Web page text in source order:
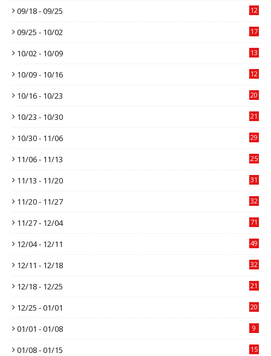
09/18 - 09/25 12
09/25 - 10/02 17
10/02 - 10/09 13
10/09 - 10/16 12
10/16 - 10/23 20
10/23 - 10/30 21
10/30 - 11/06 29
11/06 - 11/13 25
11/13 - 11/20 31
11/20 - 11/27 32
11/27 - 12/04 71
12/04 - 12/11 49
12/11 - 12/18 32
12/18 - 12/25 21
12/25 - 01/01 20
01/01 - 01/08 9
01/08 - 01/15 15